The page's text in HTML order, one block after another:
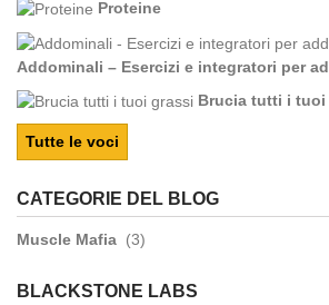
Proteine
Addominali – Esercizi e integratori per
Brucia tutti i tuoi
Tutte le voci
CATEGORIE DEL BLOG
Muscle Mafia (3)
BLACKSTONE LABS